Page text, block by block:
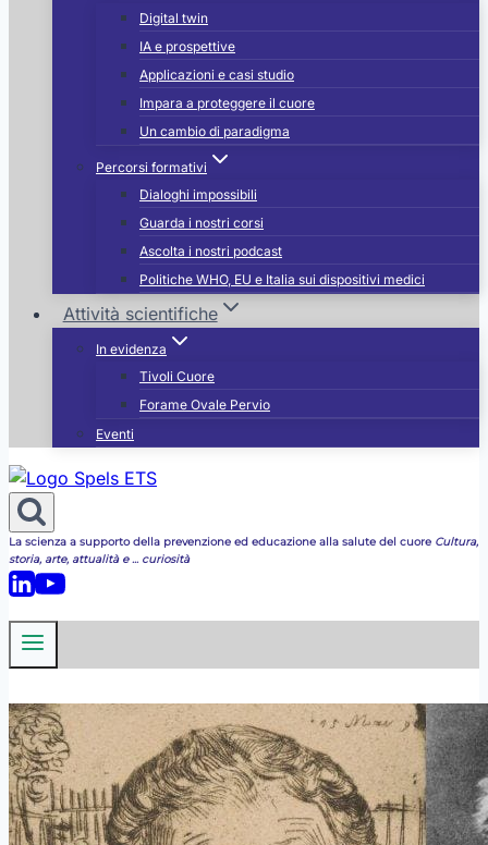
Digital twin
IA e prospettive
Applicazioni e casi studio
Impara a proteggere il cuore
Un cambio di paradigma
Percorsi formativi
Dialoghi impossibili
Guarda i nostri corsi
Ascolta i nostri podcast
Politiche WHO, EU e Italia sui dispositivi medici
Attività scientifiche
In evidenza
Tivoli Cuore
Forame Ovale Pervio
Eventi
La scienza a supporto della prevenzione ed educazione alla salute del cuore Cultura,
storia, arte, attualità e ... curiosità